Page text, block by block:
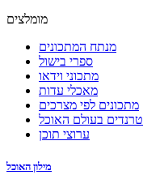
מומלצים
מנתח המתכונים
ספרי בישול
מתכוני וידאו
מאכלי עדות
מתכונים לפי מצרכים
טרנדים בעולם האוכל
ערוצי תוכן
מילון האוכל